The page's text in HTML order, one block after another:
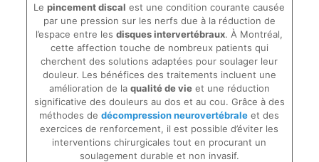
Lepincement discal est une condition courante causée
par une pression sur les nerfs due à la réduction de
l’espace entre lesdisques intervertébraux. À Montréal,
cette affection touche de nombreux patients qui
cherchent des solutions adaptées pour soulager leur
douleur. Les bénéfices des traitements incluent une
amélioration de la qualité de vieet une réduction
significative des douleurs au dos et au cou. Grâce à des
méthodes dedécompression neurovertébrale et des
exercices de renforcement, il est possible d’éviter les
interventions chirurgicales tout en procurant un
soulagement durable et non invasif.